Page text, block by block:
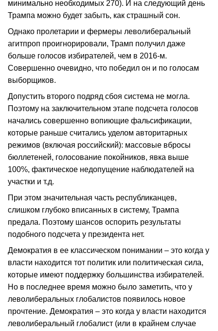
минимально необходимых 270). И на следующий день
Трампа можно будет забыть, как страшный сон.
Однако пролетарии и фермеры леволиберальный
агитпроп проигнорировали, Трамп получил даже
больше голосов избирателей, чем в 2016-м.
Совершенно очевидно, что победил он и по голосам
выборщиков.
Допустить второго подряд сбоя система не могла.
Поэтому на заключительном этапе подсчета голосов
начались совершенно вопиющие фальсификации,
которые раньше считались уделом авторитарных
режимов (включая российский): массовые вбросы
бюллетеней, голосование покойников, явка выше
100%, фактическое недопущение наблюдателей на
участки и т.д.
При этом значительная часть республиканцев,
слишком глубоко вписанных в систему, Трампа
предала. Поэтому шансов оспорить результаты
подобного подсчета у президента нет.
Демократия в ее классическом понимании – это когда у
власти находится тот политик или политическая сила,
которые имеют поддержку большинства избирателей.
Но в последнее время можно было заметить, что у
леволиберальных глобалистов появилось новое
прочтение. Демократия – это когда у власти находится
леволиберальный глобалист (или в крайнем случае